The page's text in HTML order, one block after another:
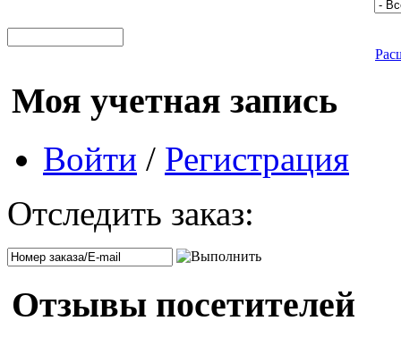
Моя учетная запись
Войти / Регистрация
Отследить заказ:
Отзывы посетителей